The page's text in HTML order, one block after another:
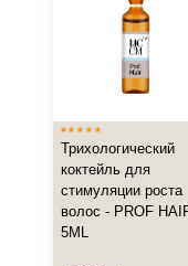
Италия
Корея
Показать еще
Тип товара
Трихологический
коктейль для
стимуляции роста
волос - PROF
5ML